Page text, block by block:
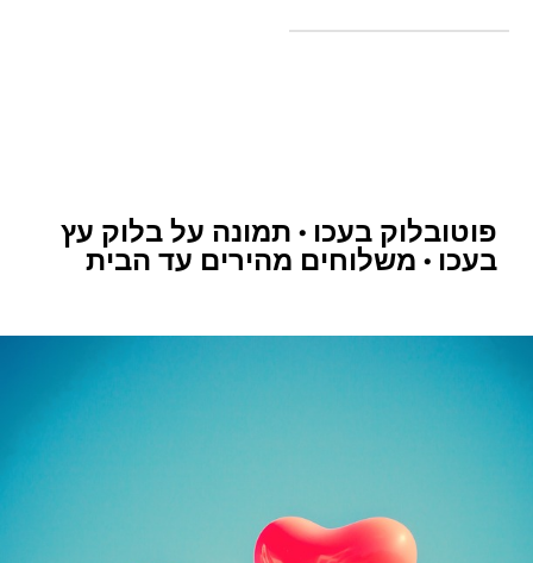
פוטובלוק בעכו • תמונה על בלוק עץ
בעכו • משלוחים מהירים עד הבית